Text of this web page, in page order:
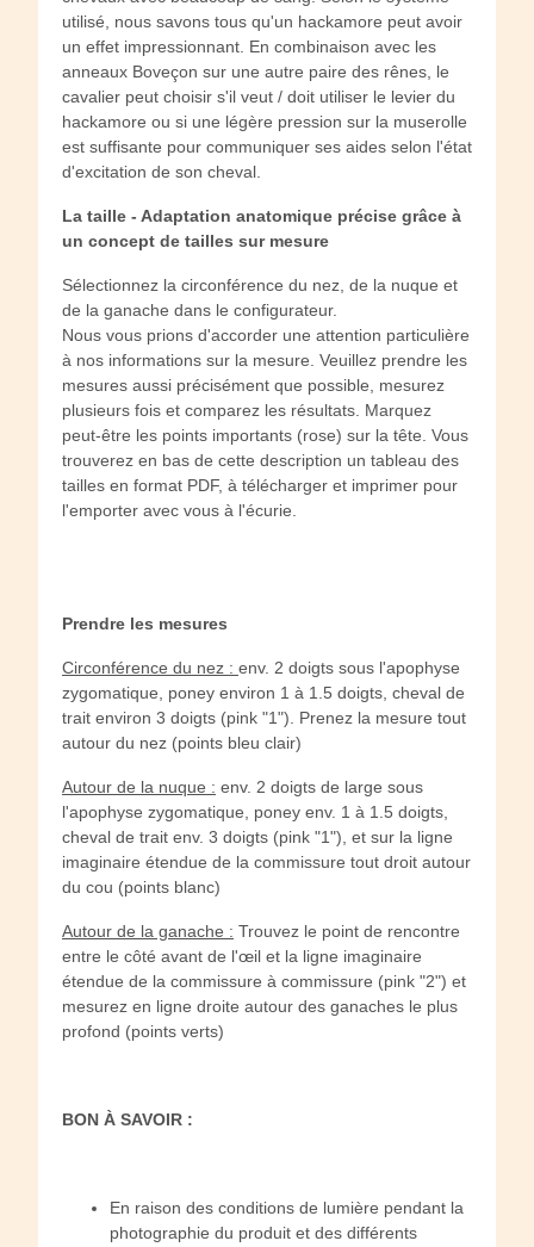
utilisé, nous savons tous qu'un hackamore peut avoir
un effet impressionnant. En combinaison avec les
anneaux Boveçon sur une autre paire des rênes, le
cavalier peut choisir s'il veut / doit utiliser le levier du
hackamore ou si une légère pression sur la muserolle
est suffisante pour communiquer ses aides selon l'état
d'excitation de son cheval.
La taille - Adaptation anatomique précise grâce à
un concept de tailles sur mesure
Sélectionnez la circonférence du nez, de la nuque et
de la ganache dans le configurateur.
Nous vous prions d'accorder une attention particulière
à nos informations sur la mesure. Veuillez prendre les
mesures aussi précisément que possible, mesurez
plusieurs fois et comparez les résultats. Marquez
peut-être les points importants (rose) sur la tête. Vous
trouverez en bas de cette description un tableau des
tailles en format PDF, à télécharger et imprimer pour
l'emporter avec vous à l'écurie.
Prendre les mesures
Circonférence du nez : env. 2 doigts sous l'apophyse
zygomatique, poney environ 1 à 1.5 doigts, cheval de
trait environ 3 doigts (pink "1"). Prenez la mesure tout
autour du nez (points bleu clair)
Autour de la nuque : env. 2 doigts de large sous
l'apophyse zygomatique, poney env. 1 à 1.5 doigts,
cheval de trait env. 3 doigts (pink "1"), et sur la ligne
imaginaire étendue de la commissure tout droit autour
du cou (points blanc)
Autour de la ganache : Trouvez le point de rencontre
entre le côté avant de l'œil et la ligne imaginaire
étendue de la commissure à commissure (pink "2") et
mesurez en ligne droite autour des ganaches le plus
profond (points verts)
BON À SAVOIR :
En raison des conditions de lumière pendant la
photographie du produit et des différents